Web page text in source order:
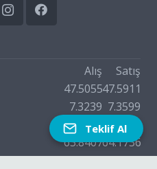
Satış
Alış
47.5911
47.5055
7.3599
7.3239
54.9344
54.8356
64.1736
63.8407
34.0231
33.8703
Teklif Al